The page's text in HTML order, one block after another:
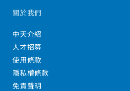
關於我們
中天介紹
人才招募
使用條款
隱私權條款
免責聲明